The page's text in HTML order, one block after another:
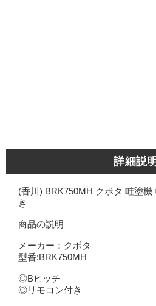
詳細説明
(香川) BRK750MH クボタ 畦塗
き
商品の説明
メーカー：クボタ
型番:BRK750MH
◎Bヒッチ
◎リモコン付き